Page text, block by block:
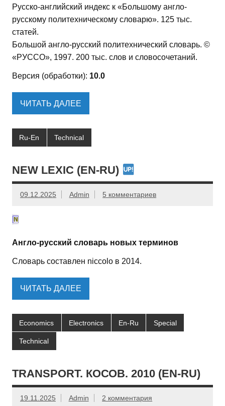
Русско-английский индекс к «Большому англо-
русскому политехническому словарю». 125 тыс.
статей.
Большой англо-русский политехнический словарь. ©
«РУССО», 1997. 200 тыс. слов и словосочетаний.
Версия (обработки): 10.0
ЧИТАТЬ ДАЛЕЕ
Ru-En Technical
NEW LEXIC (EN-RU)
09.12.2025 Admin 5 комментариев
Англо-русский словарь новых терминов
Словарь составлен niccolo в 2014.
ЧИТАТЬ ДАЛЕЕ
Economics Electronics En-Ru Special
Technical
TRANSPORT. КОСОВ. 2010 (EN-RU)
19.11.2025 Admin 2 комментария